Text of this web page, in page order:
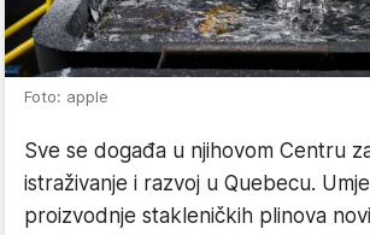
Foto: apple
Sve se događa u njihovom Centru
istraživanje i razvoj u Quebecu.
proizvodnje stakleničkih plinova